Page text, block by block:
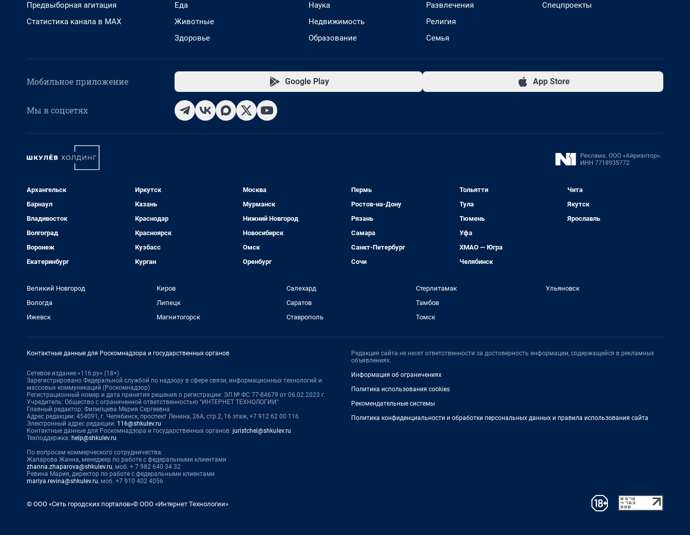
Предвыборная агитация
Статистика канала в MAX
Еда
Животные
Здоровье
Наука
Недвижимость
Образование
Развлечения
Религия
Семья
Спецпроекты
Мобильное приложение Google Play App Store
Мы в соцсетях
Архангельск
Барнаул
Владивосток
Волгоград
Воронеж
Екатеринбург
Иркутск
Казань
Краснодар
Красноярск
Кузбасс
Курган
Москва
Мурманск
Нижний Новгород
Новосибирск
Омск
Оренбург
Пермь
Ростов-на-Дону
Рязань
Самара
Санкт-Петербург
Сочи
Тольятти
Тула
Тюмень
Уфа
ХМАО — Югра
Челябинск
Чита
Якутск
Ярославль
Великий Новгород
Вологда
Ижевск
Киров
Липецк
Магнитогорск
Салехард
Саратов
Ставрополь
Стерлитамак
Тамбов
Томск
Ульяновск
Контактные данные для Роскомнадзора и государственных органов
Сетевое издание «116.ру» (18+)
Зарегистрировано Федеральной службой по надзору в сфере связи, информационных технологий и
массовых коммуникаций (Роскомнадзор)
Регистрационный номер и дата принятия решения о регистрации: ЭЛ № ФС 77-84679 от 06.02.2023 г.
Учредитель: Общество с ограниченной ответственностью "ИНТЕРНЕТ ТЕХНОЛОГИИ"
Главный редактор: Филипцева Мария Сергеевна
Адрес редакции: 454091, г. Челябинск, проспект Ленина, 26А, стр.2, 16 этаж, +7 912 62 00 116
Электронный адрес редакции: 116@shkulev.ru
Контактные данные для Роскомнадзора и государственных органов: juristchel@shkulev.ru
Техподдержка: help@shkulev.ru
По вопросам коммерческого сотрудничества:
Жапарова Жанна, менеджер по работе с федеральными клиентами
zhanna.zhaparova@shkulev.ru, моб. + 7 982 640 34 32
Ревина Мария, директор по работе с федеральными клиентами
mariya.revina@shkulev.ru, моб. +7 910 402 4056
Редакция сайта не несет ответственности за достоверность информации, содержащейся в рекламных
объявлениях.
Информация об ограничениях
Политика использования cookies
Рекомендательные системы
Политика конфиденциальности и обработки персональных данных и правила использования сайта
© ООО «Сеть городских порталов»© ООО «Интернет Технологии»